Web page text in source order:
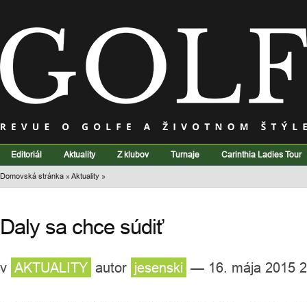
Editoriál Aktuality Z klubov Turnaje Carinthia Ladies Tour
Domovská stránka »Aktuality »
Daly sa chce súdiť
v AKTUALITY autor jesenski — 16. mája 2015